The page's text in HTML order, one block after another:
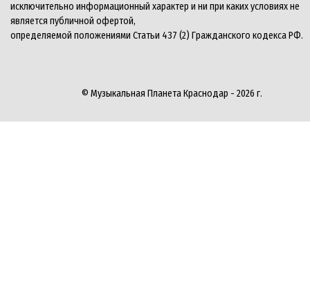
исключительно информационный характер и ни при каких условиях не
является публичной офертой,
определяемой положениями Статьи 437 (2) Гражданского кодекса РФ.
© Музыкальная Планета Краснодар - 2026 г.